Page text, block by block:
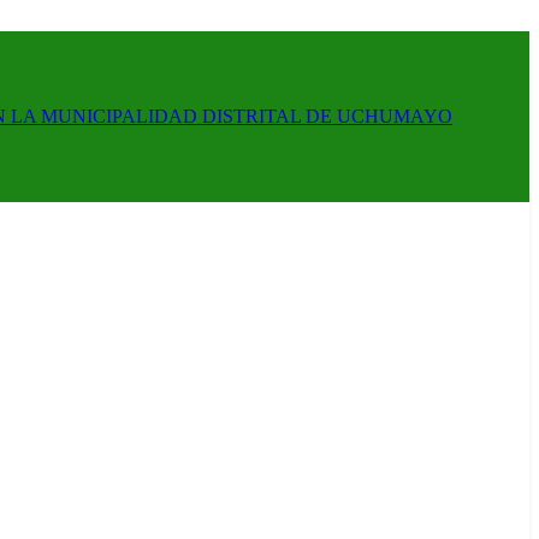
LA MUNICIPALIDAD DISTRITAL DE UCHUMAYO